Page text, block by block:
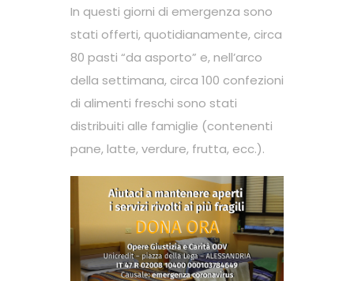
In questi giorni di emergenza sono
stati offerti, quotidianamente, circa
80 pasti “da asporto” e, nell’arco
della settimana, circa 100 confezioni
di alimenti freschi sono stati
distribuiti alle famiglie (contenenti
pane, latte, verdure, frutta, ecc.).